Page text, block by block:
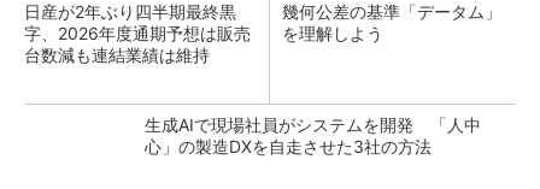
日産が2年ぶり四半期最終黒
字、2026年度通期予想は販売
台数減も連結業績は維持
幾何公差の基準「データム」
を理解しよう
生成AIで現場社員がシステムを開発 「人中
心」の製造DXを自走させた3社の方法